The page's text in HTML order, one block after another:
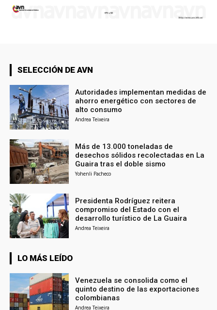
SELECCIÓN DE AVN
Autoridades implementan medidas de
ahorro energético con sectores de
alto consumo
Andrea Teixeira
Más de 13.000 toneladas de
desechos sólidos recolectadas en La
Guaira tras el doble sismo
Yohenli Pacheco
Presidenta Rodríguez reitera
compromiso del Estado con el
desarrollo turístico de La Guaira
Andrea Teixeira
LO MÁS LEÍDO
Venezuela se consolida como el
quinto destino de las exportaciones
colombianas
Andrea Teixeira